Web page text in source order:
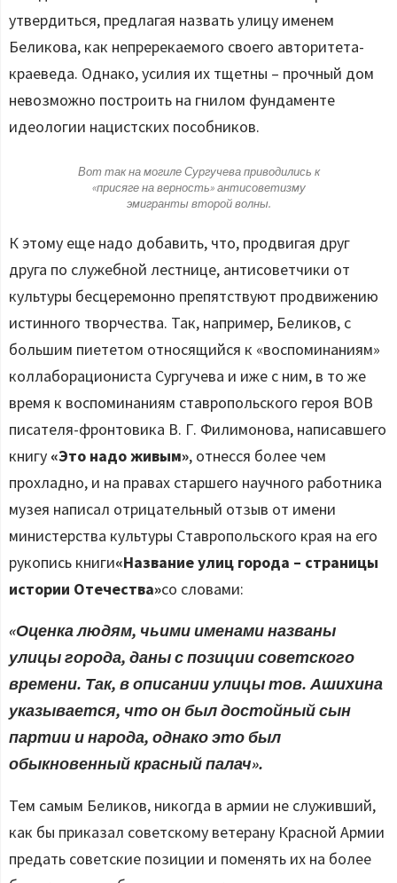
утвердиться, предлагая назвать улицу именем
Беликова, как непререкаемого своего авторитета-
краеведа. Однако, усилия их тщетны – прочный дом
невозможно построить на гнилом фундаменте
идеологии нацистских пособников.
Вот так на могиле Сургучева приводились к
«присяге на верность» антисоветизму
эмигранты второй волны.
К этому еще надо добавить, что, продвигая друг
друга по служебной лестнице, антисоветчики от
культуры бесцеремонно препятствуют продвижению
истинного творчества. Так, например, Беликов, с
большим пиететом относящийся к «воспоминаниям»
коллаборациониста Сургучева и иже с ним, в то же
время к воспоминаниям ставропольского героя ВОВ
писателя-фронтовика В. Г. Филимонова, написавшего
книгу «Это надо живым», отнесся более чем
прохладно, и на правах старшего научного работника
музея написал отрицательный отзыв от имени
министерства культуры Ставропольского края на его
рукопись книги«Название улиц города – страницы
истории Отечества»со словами:
«Оценка людям, чьими именами названы
улицы города, даны с позиции советского
времени. Так, в описании улицы тов. Ашихина
указывается, что он был достойный сын
партии и народа, однако это был
обыкновенный красный палач».
Тем самым Беликов, никогда в армии не служивший,
как бы приказал советскому ветерану Красной Армии
предать советские позиции и поменять их на более